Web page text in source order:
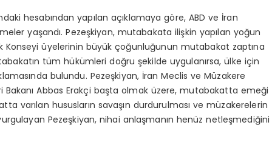
hesabından yapılan açıklamaya göre, ABD ve İran
yaşandı. Pezeşkiyan, mutabakata ilişkin yapılan yoğun
Konseyi üyelerinin büyük çoğunluğunun mutabakat zaptına
tüm hükümleri doğru şekilde uygulanırsa, ülke için
bulundu. Pezeşkiyan, İran Meclis ve Müzakere
Bakanı Abbas Erakçi başta olmak üzere, mutabakatta emeği
varılan hususların savaşın durdurulması ve müzakerelerin
Pezeşkiyan, nihai anlaşmanın henüz netleşmediğini